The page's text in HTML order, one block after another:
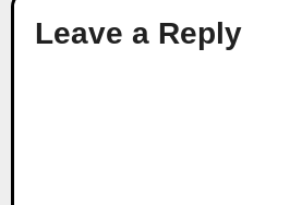
Leave a Reply